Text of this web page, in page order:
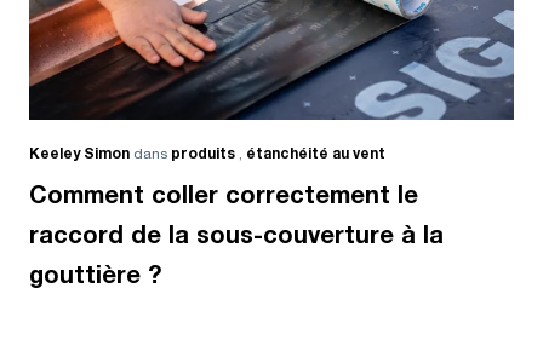
Keeley Simon dans produits , étanchéité au vent
Comment coller correctement le
raccord de la sous-couverture à la
gouttière ?